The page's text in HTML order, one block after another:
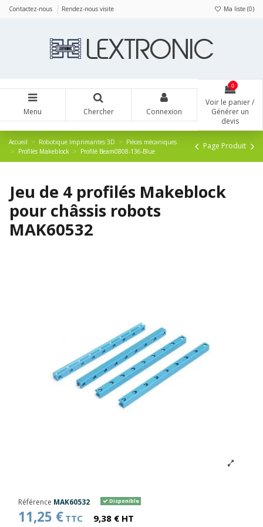
Contactez-nous Rendez-nous visite Ma liste (0)
Menu Chercher Connexion
0
Voir le panier /
Générer un
devis
Accueil Robotique Imprimantes 3D
Pièces mécaniques
Profilés Makeblock
Profilé Beam0808-136-Blue
Page Produit
Jeu de 4 profilés Makeblock
pour châssis robots
MAK60532
Référence MAK60532 Disponible
11,25 € TTC 9,38 € HT
Panneau de gestion des cookies